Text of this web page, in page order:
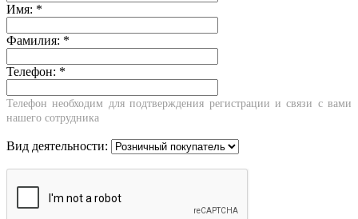
Имя: *
Фамилия: *
Телефон: *
Телефон необходим для подтверждения регистрации и связи с вами
нашего сотрудника
Вид деятельности: